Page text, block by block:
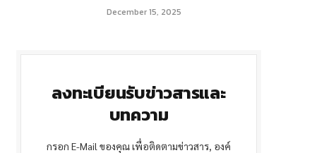
December 15, 2025
ลงทะเบียนรับข่าวสารและ
บทความ
กรอก E-Mail ของคุณ เพื่อติดตามข่าวสาร, องค์